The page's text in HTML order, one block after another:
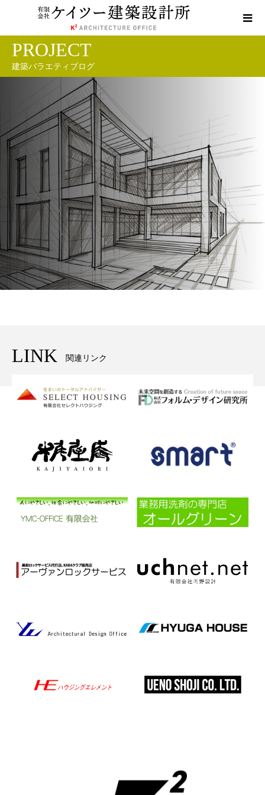
PROJECT
建築バラエティブログ
LINK 関連リンク